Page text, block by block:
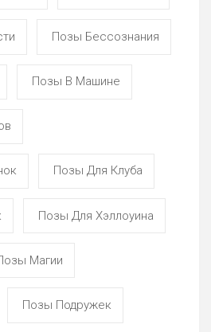
Позы Бессознания
Позы В Машине
Позы Для Клуба
Позы Для Хэллоуина
Магии
Позы Подружек